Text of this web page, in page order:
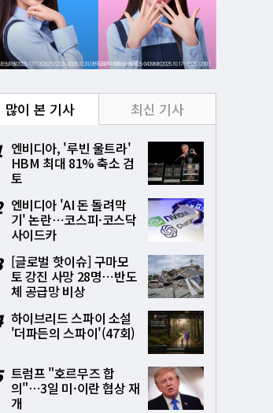
많이 본 기사 최신 기사
엔비디아, '루빈 울트라'
HBM 최대 81% 축소 검
토
엔비디아 'AI 돈 돌려막
기' 논란⋯코스피·코스닥
사이드카
[글로벌 핫이슈] 구마모
토 강진 사망 28명⋯반도
체 공급망 비상
하이브리드 스파이 소설
'더파든의 스파이'(47회)
트럼프 "호르무즈 합
의"⋯3일 미·이란 협상 재
개